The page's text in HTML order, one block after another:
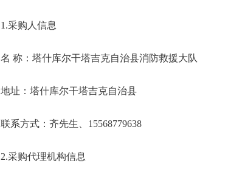
1.采购人信息
名 称：塔什库尔干塔吉克自治县消防救援大队
地址：塔什库尔干塔吉克自治县
联系方式：齐先生、15568779638
2.采购代理机构信息